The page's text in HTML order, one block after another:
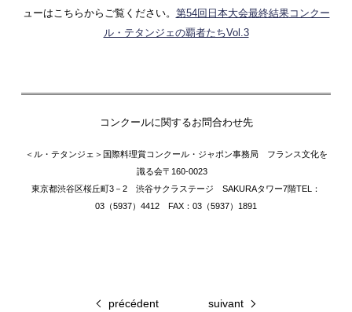
ューはこちらからご覧ください。 第54回日本大会最終結果コンクー
ル・テタンジェの覇者たちVol.3
コンクールに関するお問合わせ先
＜ル・テタンジェ＞国際料理賞コンクール・ジャポン事務局 フランス文化を
識る会〒160-0023
東京都渋谷区桜丘町3－2 渋谷サクラステージ SAKURAタワー7階TEL：
03（5937）4412 FAX：03（5937）1891
précédent suivant